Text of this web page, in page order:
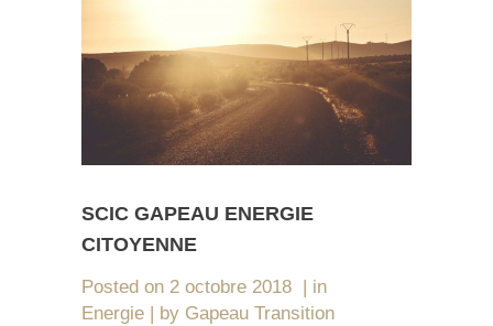
SCIC GAPEAU ENERGIE
CITOYENNE
Posted on 2 octobre 2018
in
Energie
by Gapeau Transition